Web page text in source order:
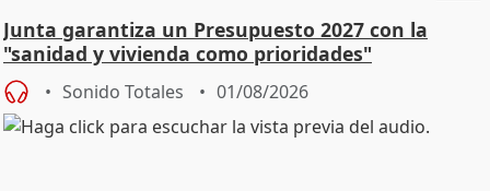
Junta garantiza un Presupuesto 2027 con la
"sanidad y vivienda como prioridades"
Sonido Totales 01/08/2026